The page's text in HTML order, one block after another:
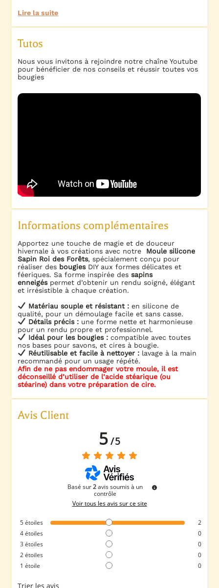
Lire la suite
Tutos
Nous vous invitons à rejoindre notre chaîne Youtube
pour bénéficier de nos conseils et réussir toutes vos
bougies
Informations complémentaires
Apportez une touche de magie et de douceur
hivernale à vos créations avec notre Moule silicone
Sapin Roi des Forêts, spécialement conçu pour
réaliser des bougiesDIY aux formes délicates et
féeriques. Sa forme inspirée dessapins
enneigéspermet d’obtenir un rendu soigné, élégant
et irrésistible à chaque création.
Matériau souple et résistant :en silicone de
qualité, pour un démoulage facile et sans casse.
Détails précis :une forme nette et harmonieuse
pour un rendu propre et professionnel.
Idéal pour les bougies :compatible avec toutes
nos bases pour savons, et cires à bougie.
Réutilisable et facile à nettoyer :lavage à la main
recommandé pour un usage répété.
Afin de ne pas endommager votre moule, il est
déconseillé d’utiliser de l’acide stéarique (ou
stéarine) dans votre préparation de cire.
Avis Client
5/5
Basé sur2avis soumis à un
contrôle
Voir tous les avis sur ce site
5étoiles
2
4étoiles
0
3étoiles
0
2étoiles
0
1étoile 0
Trier les avis